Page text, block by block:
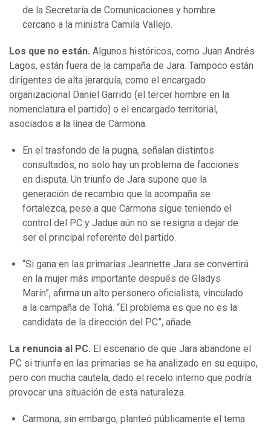
de la Secretaría de Comunicaciones y hombre
cercano a la ministra Camila Vallejo.
Los que no están. Algunos históricos, como Juan Andrés
Lagos, están fuera de la campaña de Jara. Tampoco están
dirigentes de alta jerarquía, como el encargado
organizacional Daniel Garrido (el tercer hombre en la
nomenclatura el partido) o el encargado territorial,
asociados a la línea de Carmona.
En el trasfondo de la pugna, señalan distintos
consultados, no solo hay un problema de facciones
en disputa. Un triunfo de Jara supone que la
generación de recambio que la acompaña se
fortalezca, pese a que Carmona sigue teniendo el
control del PC y Jadue aún no se resigna a dejar de
ser el principal referente del partido.
“Si gana en las primarias Jeannette Jara se convertirá
en la mujer más importante después de Gladys
Marín”, afirma un alto personero oficialista, vinculado
a la campaña de Tohá. “El problema es que no es la
candidata de la dirección del PC”, añade.
La renuncia al PC. El escenario de que Jara abandone el
PC si triunfa en las primarias se ha analizado en su equipo,
pero con mucha cautela, dado el recelo interno que podría
provocar una situación de esta naturaleza.
Carmona, sin embargo, planteó públicamente el tema